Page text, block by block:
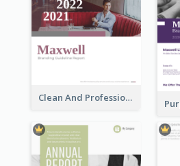
Clean And Professional Business Report Design Ideas